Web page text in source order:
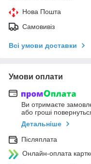
Нова Пошта
Самовивіз
Всі умови доставки
Умови оплати
Ви отримаєте
або гроші
Детальніше
Післяплата
Онлайн-оплата